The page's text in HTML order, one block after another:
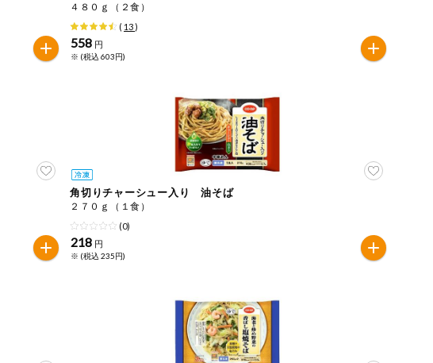
４８０ｇ（２食）
( 13)
558 円
※ (税込 603円)
角切りチャーシュー入り 油そば
２７０ｇ（１食）
(0)
218 円
※ (税込 235円)